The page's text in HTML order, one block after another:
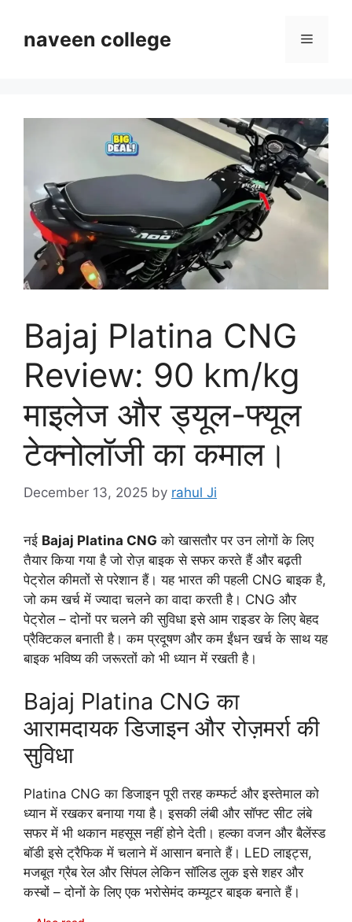
contentnaveen college Menu
Bajaj Platina CNG
Review: 90 km/kg
माइलेज और ड्यूल-फ्यूल
टेक्नोलॉजी का कमाल।
December 13, 2025 by rahul Ji
नई Bajaj Platina CNG को खासतौर पर उन लोगों के लिए
तैयार किया गया है जो रोज़ बाइक से सफर करते हैं और बढ़ती
पेट्रोल कीमतों से परेशान हैं। यह भारत की पहली CNG बाइक है,
जो कम खर्च में ज्यादा चलने का वादा करती है। CNG और
पेट्रोल – दोनों पर चलने की सुविधा इसे आम राइडर के लिए बेहद
प्रैक्टिकल बनाती है। कम प्रदूषण और कम ईंधन खर्च के साथ यह
बाइक भविष्य की जरूरतों को भी ध्यान में रखती है।
Bajaj Platina CNG का
आरामदायक डिजाइन और रोज़मर्रा की
सुविधा
Platina CNG का डिजाइन पूरी तरह कम्फर्ट और इस्तेमाल को
ध्यान में रखकर बनाया गया है। इसकी लंबी और सॉफ्ट सीट लंबे
सफर में भी थकान महसूस नहीं होने देती। हल्का वजन और बैलेंस्ड
बॉडी इसे ट्रैफिक में चलाने में आसान बनाते हैं। LED लाइट्स,
मजबूत ग्रैब रेल और सिंपल लेकिन सॉलिड लुक इसे शहर और
कस्बों – दोनों के लिए एक भरोसेमंद कम्यूटर बाइक बनाते हैं।